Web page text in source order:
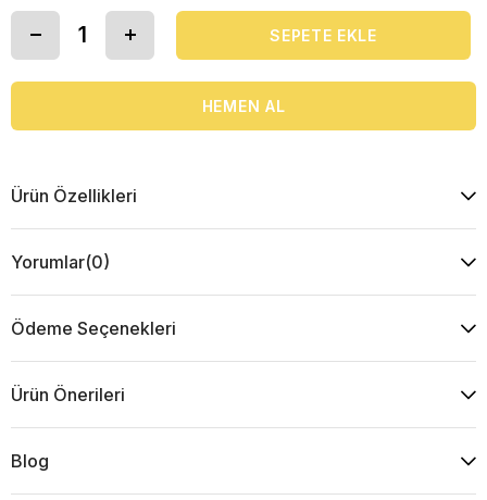
Ürün Özellikleri
Yorumlar(0)
Ödeme Seçenekleri
Ürün Önerileri
Blog